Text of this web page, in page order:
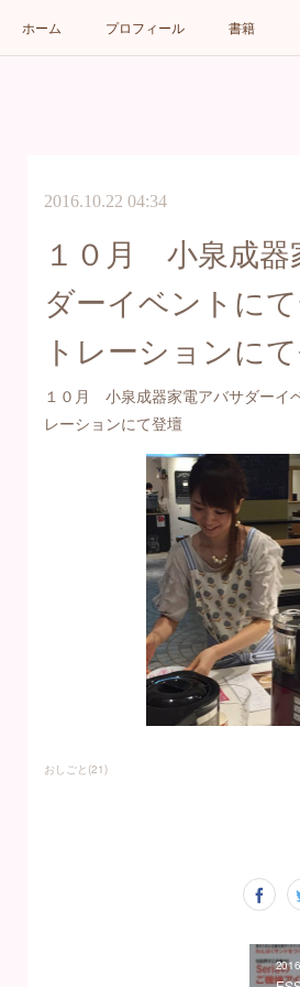
ホーム プロフィール 書籍
2016.10.22 04:34
１０月 小泉成器
ダーイベントに
トレーションに
１０月 小泉成器家電アバサダーイ
レーションにて登壇
おしごと (21)